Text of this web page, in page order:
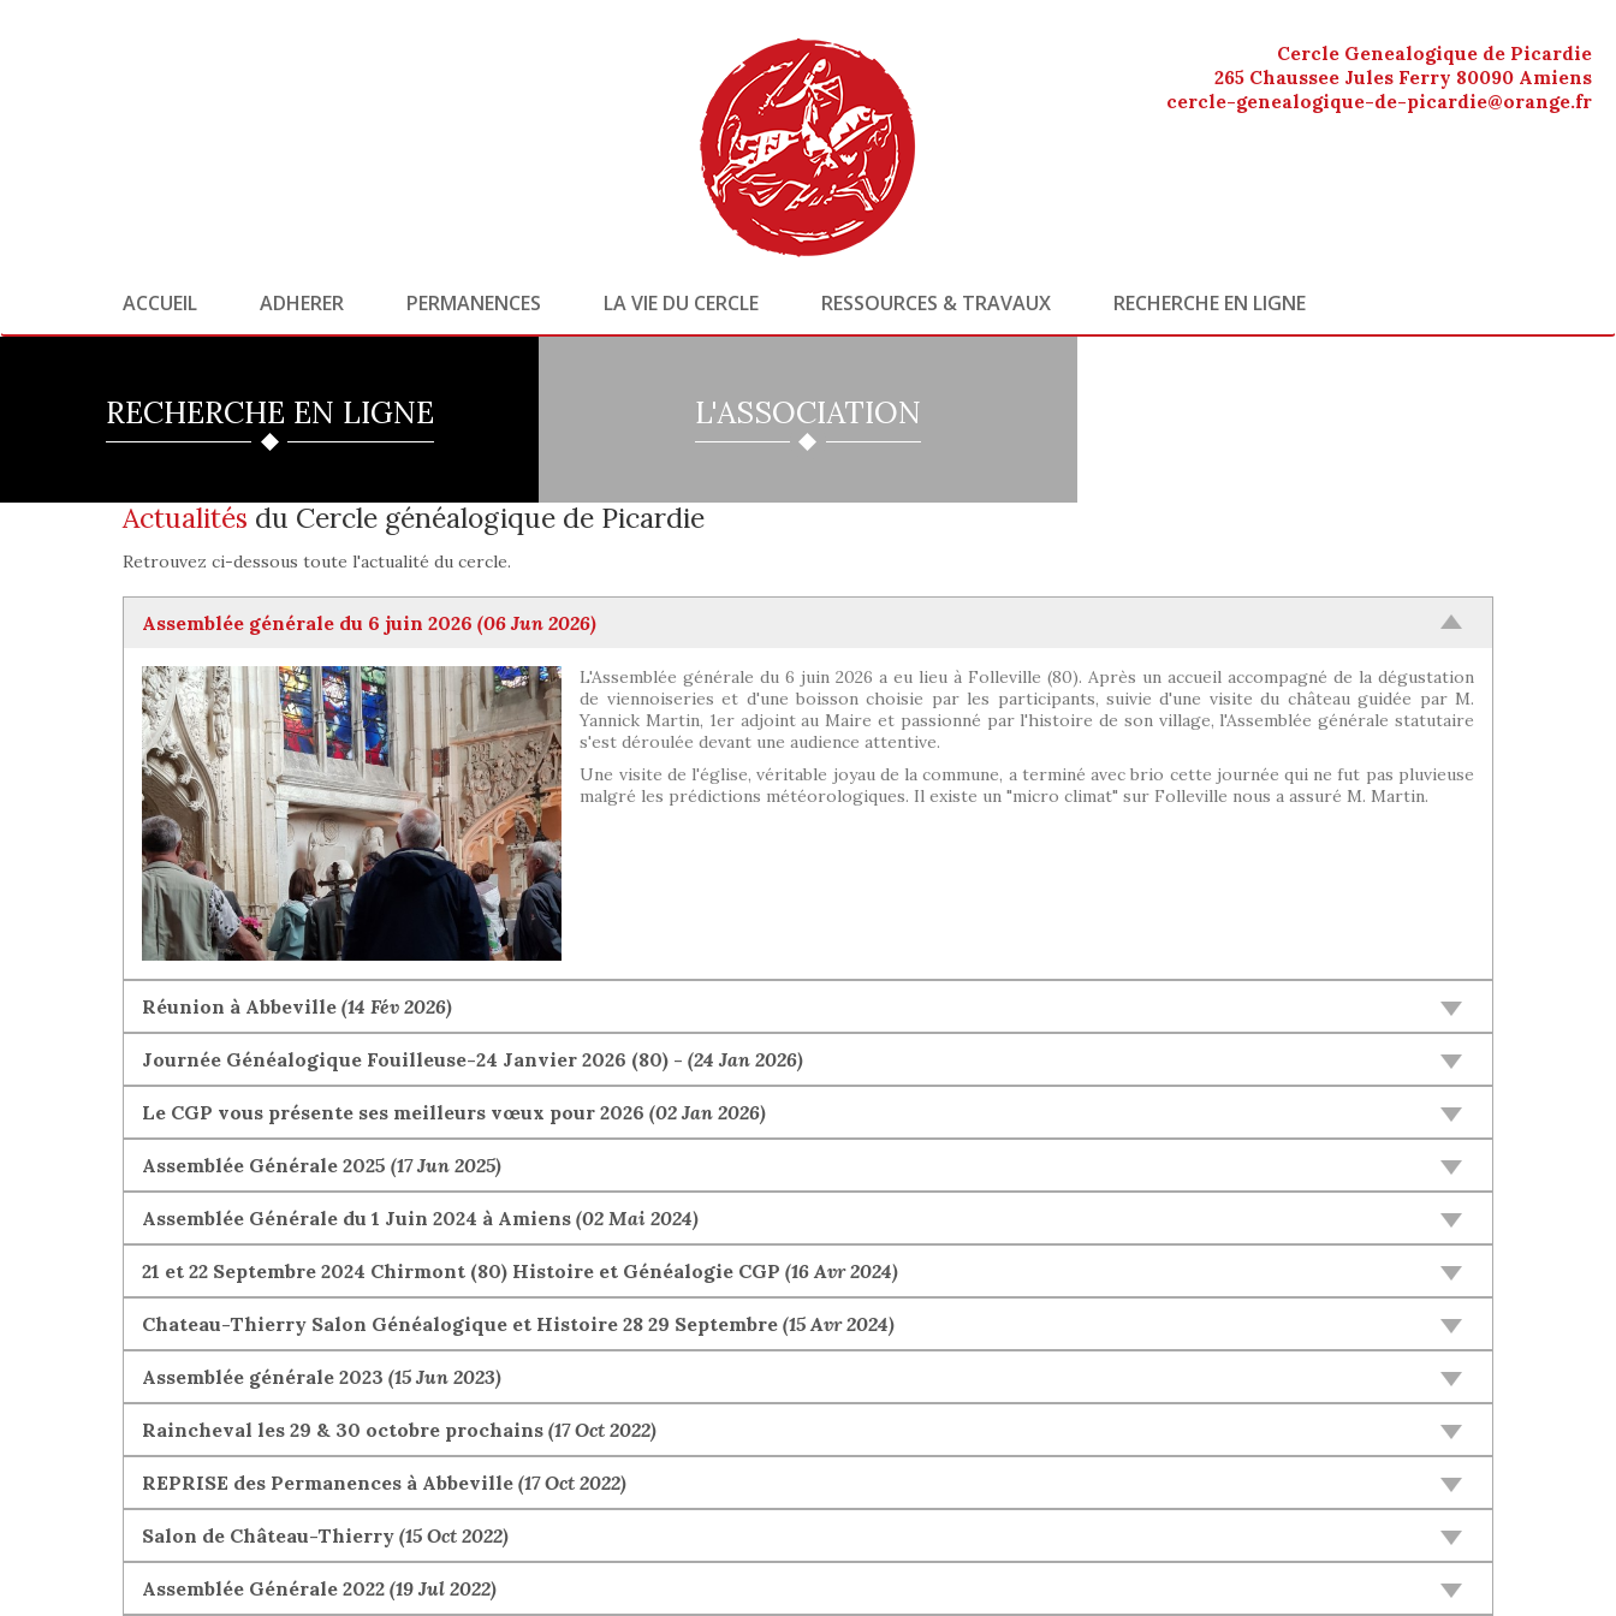
Cercle Genealogique de Picardie
265 Chaussee Jules Ferry 80090 Amiens
cercle-genealogique-de-picardie@orange.fr
ACCUEIL ADHERER PERMANENCES LA VIE DU CERCLE RESSOURCES & TRAVAUX RECHERCHE EN LIGNE
RECHERCHE EN LIGNE L'ASSOCIATION
Actualités du Cercle généalogique de Picardie
Retrouvez ci-dessous toute l'actualité du cercle.
Assemblée générale du 6 juin 2026 (06 Jun 2026)
L'Assemblée générale du 6 juin 2026 a eu lieu à Folleville (80). Après un accueil accompagné de la dégustation
de viennoiseries et d'une boisson choisie par les participants, suivie d'une visite du château guidée par M.
Yannick Martin, 1er adjoint au Maire et passionné par l'histoire de son village, l'Assemblée générale statutaire
s'est déroulée devant une audience attentive.
Une visite de l'église, véritable joyau de la commune, a terminé avec brio cette journée qui ne fut pas pluvieuse
malgré les prédictions météorologiques. Il existe un "micro climat" sur Folleville nous a assuré M. Martin.
Réunion à Abbeville (14 Fév 2026)
Journée Généalogique Fouilleuse-24 Janvier 2026 (80) - (24 Jan 2026)
Le CGP vous présente ses meilleurs vœux pour 2026 (02 Jan 2026)
Assemblée Générale 2025 (17 Jun 2025)
Assemblée Générale du 1 Juin 2024 à Amiens (02 Mai 2024)
21 et 22 Septembre 2024 Chirmont (80) Histoire et Généalogie CGP (16 Avr 2024)
Chateau-Thierry Salon Généalogique et Histoire 28 29 Septembre (15 Avr 2024)
Assemblée générale 2023 (15 Jun 2023)
Raincheval les 29 & 30 octobre prochains (17 Oct 2022)
REPRISE des Permanences à Abbeville (17 Oct 2022)
Salon de Château-Thierry (15 Oct 2022)
Assemblée Générale 2022 (19 Jul 2022)